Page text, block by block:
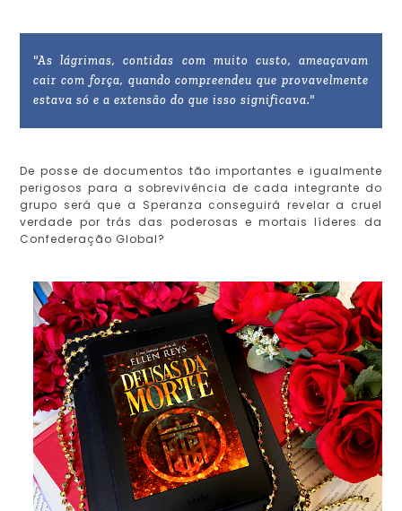
"As lágrimas, contidas com muito custo, ameaçavam
cair com força, quando compreendeu que provavelmente
estava só e a extensão do que isso significava."
De posse de documentos tão importantes e igualmente
perigosos para a sobrevivência de cada integrante do
grupo será que a Speranza conseguirá revelar a cruel
verdade por trás das poderosas e mortais líderes da
Confederação Global?